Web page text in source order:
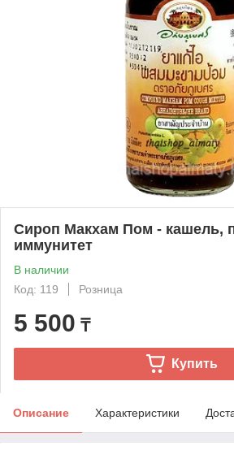
Сироп Макхам Пом - кашель,
иммунитет
В наличии
Код: 119
Розница
5 500 ₸
Купить
Описание Характеристики